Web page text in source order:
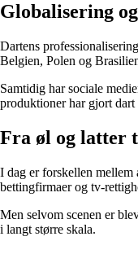
Globalisering
Dartens
Belgien, Polen og
Samtidig har sociale
produktioner har gjort dart
Fra øl og
I dag er forskellen mellem
bettingfirmaer og tv-
Men selvom scenen er
i langt større skala.